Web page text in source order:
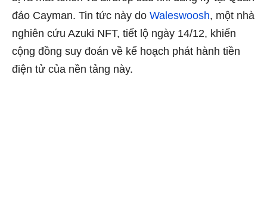
đảo Cayman. Tin tức này do Waleswoosh, một nhà
nghiên cứu Azuki NFT, tiết lộ ngày 14/12, khiến
cộng đồng suy đoán về kế hoạch phát hành tiền
điện tử của nền tảng này.